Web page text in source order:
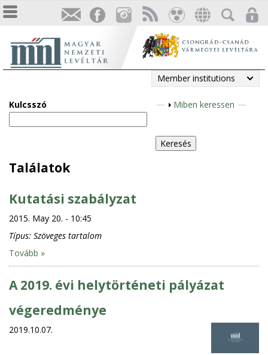
Member institutions
Kulcsszó
S
o
w
Miben keressen
Találatok
Kutatási szabályzat
2015. May 20. - 10:45
Típus: Szöveges tartalom
Tovább »
A 2019. évi helytörténeti pályázat
végeredménye
2019.10.07.